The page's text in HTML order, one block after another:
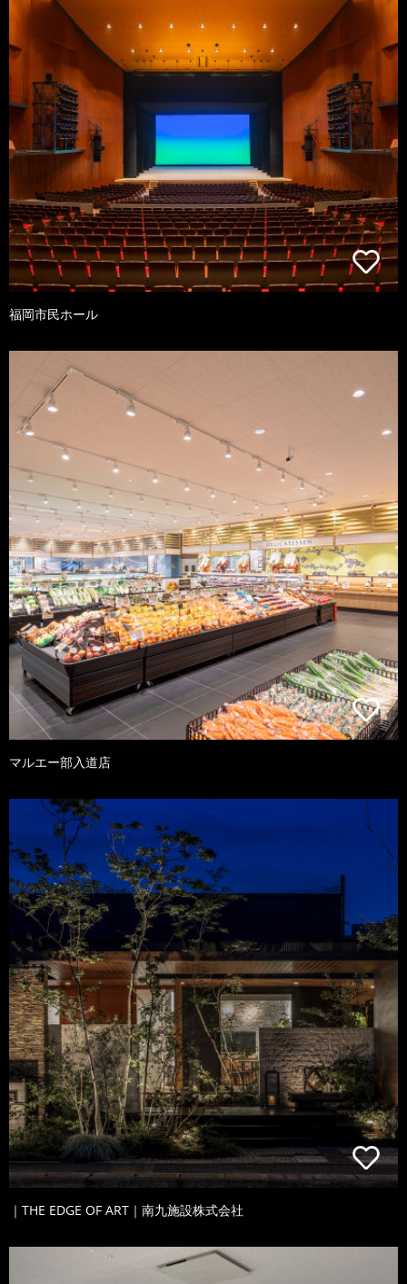
福岡市民ホール
マルエー部入道店
｜THE EDGE OF ART｜南九施設株式会社